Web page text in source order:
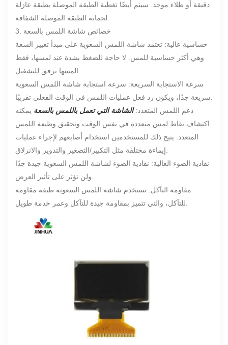
دقيقة أو طلاء موحد. سيتم أيضًا تغطية الطبقة الموصلة بطبقة عازلة
3. خصائص شاشة اللمس بالسعة
حساسية عالية: تعتمد شاشة اللمس السعوية على مبدأ تغيير السعة
وهي أكثر حساسية للمس. لا حاجة للضغط بشدة عند لمسها، فقط
سرعة الاستجابة السريعة: سرعة استجابة شاشة اللمس السعوية
دعم اللمس المتعدد:الشاشة التي تعمل باللمس بالسعة يمكنه
اكتشاف نقاط لمس متعددة في نفس الوقت وتحقيق وظيفة اللمس
المتعدد. يتيح ذلك للمستخدمين استخدام أصابعهم لإجراء عمليات
نفاذية الضوء العالية: نفاذية الضوء لشاشة اللمس السعوية جيدة جدًا
مقاومة التآكل: تستخدم شاشة اللمس السعوية طبقة مقاومة